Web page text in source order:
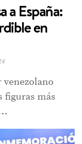
a España:
en
figuras más